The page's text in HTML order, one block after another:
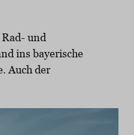
und
ins bayerische
Auch der